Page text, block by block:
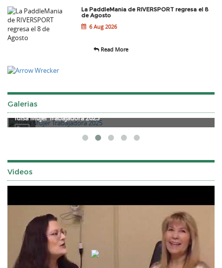
La PaddleMania de RIVERSPORT regresa el 8
de Agosto
6 Aug 2026
Read More
Galerias
Tulsa Mujer Trabajadora 2025
Videos